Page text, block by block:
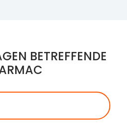
BETREFFENDE